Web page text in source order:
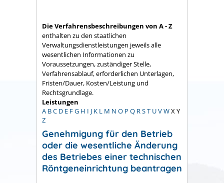
Die Verfahrensbeschreibungen von A - Z
enthalten zu den staatlichen
Verwaltungsdienstleistungen jeweils alle
wesentlichen Informationen zu
Voraussetzungen, zuständiger Stelle,
Verfahrensablauf, erforderlichen Unterlagen,
Fristen/Dauer, Kosten/Leistung und
Rechtsgrundlage.
Leistungen
A BC D E FG H I J K L M N O P Q RST UVWX Y
Z
Genehmigung für den Betrieb
oder die wesentliche Änderung
des Betriebes einer technischen
Röntgeneinrichtung beantragen